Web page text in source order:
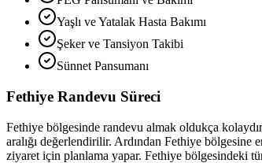
Yaşlı ve Yatalak Hasta Bakımı
Şeker ve Tansiyon Takibi
Sünnet Pansumanı
Fethiye Randevu Süreci
Fethiye bölgesinde randevu almak oldukça
aralığı değerlendirilir. Ardından Fethiye bölgesine
ziyaret için planlama yapar. Fethiye bölgesindeki